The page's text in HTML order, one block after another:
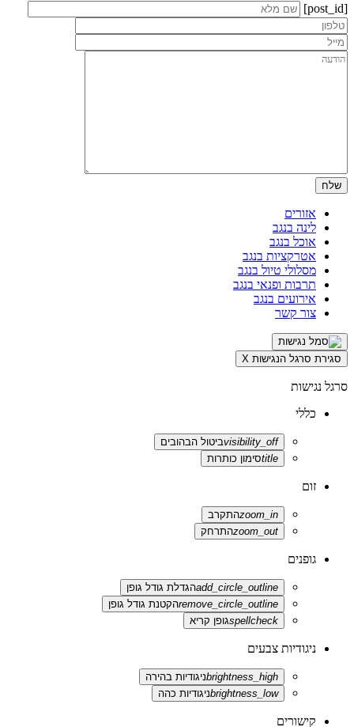
[post_id]
אזורים
לינה בנגב
אוכל בנגב
אטרקציות בנגב
מסלולי טיול בנגב
תרבות ופנאי בנגב
אירועים בנגב
צור קשר
סגירת סרגל הנגישות X
סרגל נגישות
כללי
visibility_offביטול הבהובים
titleסימון כותרות
זום
zoom_inהתקרב
zoom_outהתרחק
גופנים
add_circle_outlineהגדלת גודל גופן
remove_circle_outlineהקטנת גודל גופן
spellcheckגופן קריא
ניגודיות צבעים
brightness_highניגודיות בהירה
brightness_lowניגודיות כהה
קישורים